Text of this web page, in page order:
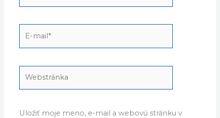
Uložiť moje meno, e-mail a webovú stránku v